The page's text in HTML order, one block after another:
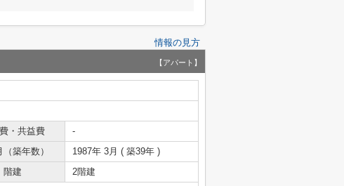
情報の見方
【アパート】
・共益費
-
築年数）
1987年 3月 ( 築39年 )
階建 2階建